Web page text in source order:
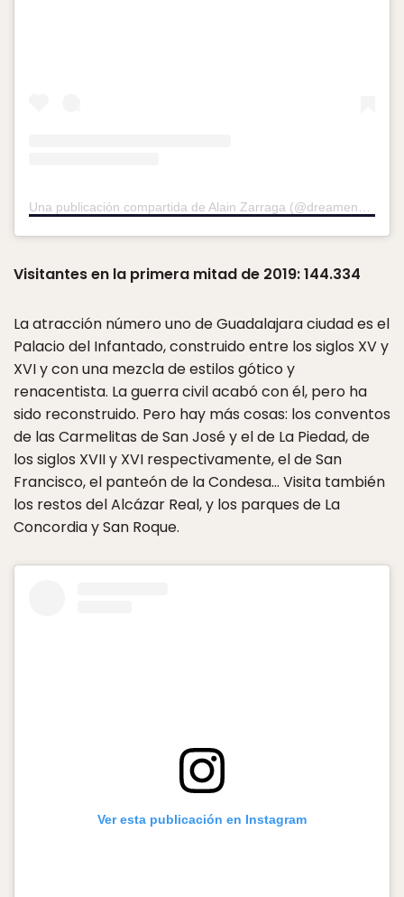
Visitantes en la primera mitad de 2019: 144.334
La atracción número uno de Guadalajara ciudad es el
Palacio del Infantado, construido entre los siglos XV y
XVI y con una mezcla de estilos gótico y
renacentista. La guerra civil acabó con él, pero ha
sido reconstruido. Pero hay más cosas: los conventos
de las Carmelitas de San José y el de La Piedad, de
los siglos XVII y XVI respectivamente, el de San
Francisco, el panteón de la Condesa… Visita también
los restos del Alcázar Real, y los parques de La
Concordia y San Roque.
Ver esta publicación en Instagram